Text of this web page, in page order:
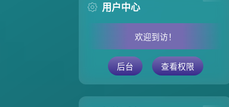
用户中心
欢迎到访！
后台 查看权限